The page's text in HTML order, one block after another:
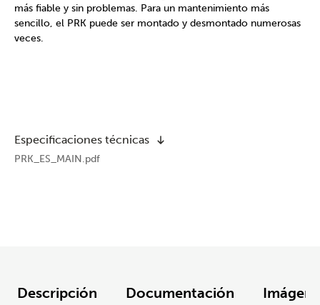
más fiable y sin problemas. Para un mantenimiento más
sencillo, el PRK puede ser montado y desmontado numerosas
veces.
Especificaciones técnicas
PRK_ES_MAIN.pdf
Descripción Documentación